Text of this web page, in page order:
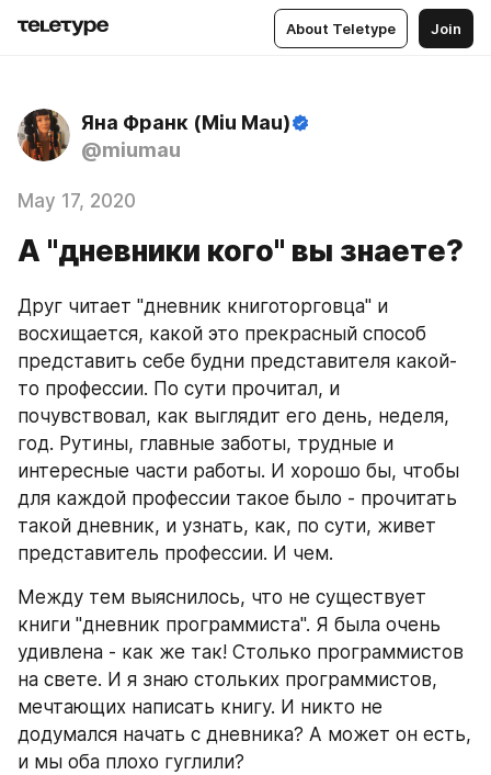
About Teletype Join
Яна Франк (Miu Mau)
@miumau
May 17, 2020
А "дневники кого" вы знаете?
Друг читает "дневник книготорговца" и
восхищается, какой это прекрасный способ
представить себе будни представителя какой-
то профессии. По сути прочитал, и
почувствовал, как выглядит его день, неделя,
год. Рутины, главные заботы, трудные и
интересные части работы. И хорошо бы, чтобы
для каждой профессии такое было - прочитать
такой дневник, и узнать, как, по сути, живет
представитель профессии. И чем.
Между тем выяснилось, что не существует
книги "дневник программиста". Я была очень
удивлена - как же так! Столько программистов
на свете. И я знаю стольких программистов,
мечтающих написать книгу. И никто не
додумался начать с дневника? А может он есть,
и мы оба плохо гуглили?